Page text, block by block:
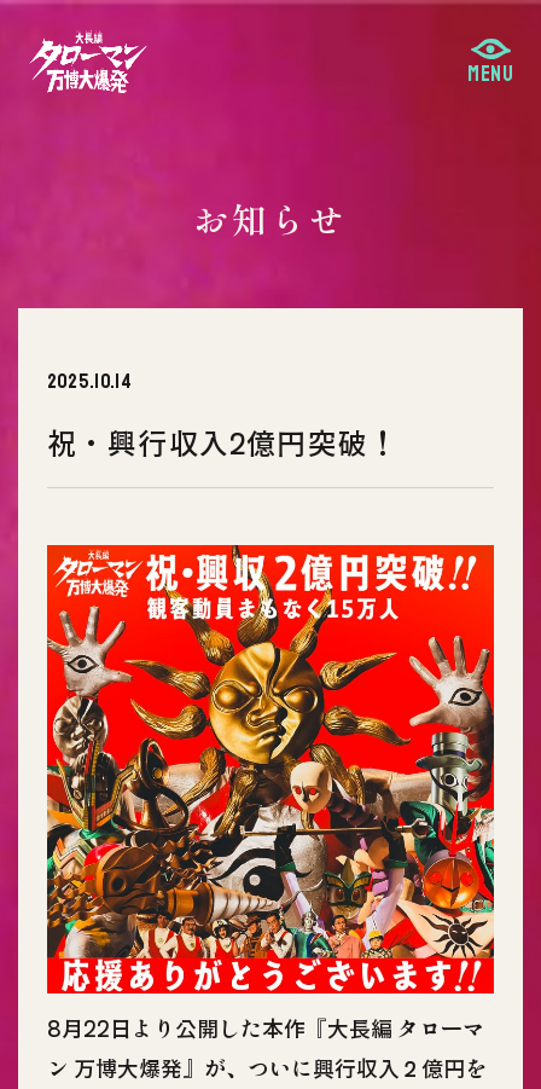
お知らせ
2025.10.14
祝・興行収入2億円突破！
8月22日より公開した本作『大長編 タローマ
ン 万博大爆発』が、ついに興行収入２億円を